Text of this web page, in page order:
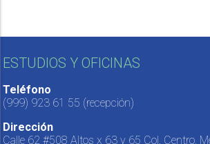
ESTUDIOS Y OFICINAS
Teléfono
(999) 923 61 55 (recepción)
Dirección
Calle 62 #508 Altos x 63 y 65 Col. Centro,